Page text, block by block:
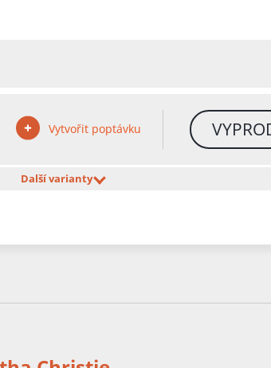
Vytvořit poptávku
Další varianty